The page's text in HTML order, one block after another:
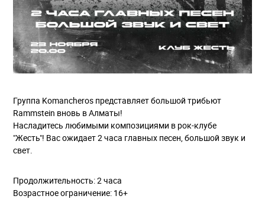
Группа Komancheros представляет большой трибьют
Rammstein вновь в Алматы!
Насладитесь любимыми композициями в рок-клубе
"Жесть"! Вас ожидает 2 часа главных песен, большой звук и
свет.
Продолжительность: 2 часа
Возрастное ограничение: 16+